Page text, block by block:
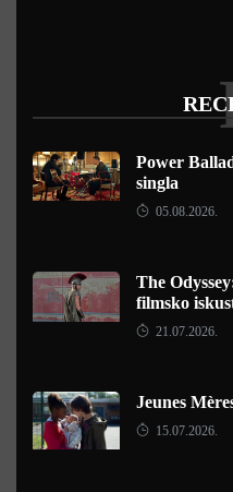
Power
singla
05.08.2026.
The
filmsko
21.07.2026.
Jeunes
15.07.2026.